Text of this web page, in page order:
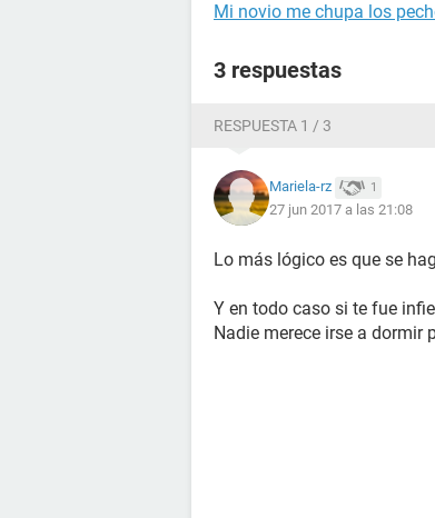
Mi novio me chupa los
3 respuestas
RESPUESTA 1 / 3
Mariela-rz 1
27 jun 2017 a las 21:08
Lo más lógico es que se
Y en todo caso si te fue
Nadie merece irse a dormir